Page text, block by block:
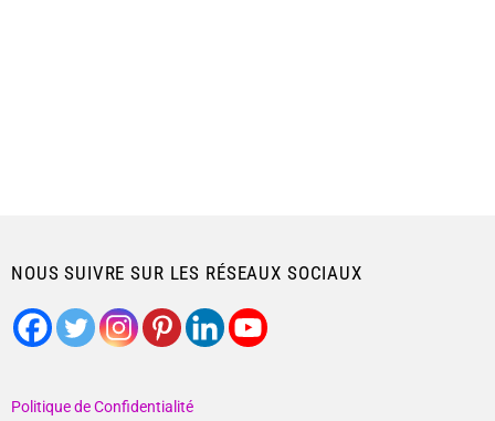
NOUS SUIVRE SUR LES RÉSEAUX SOCIAUX
Politique de Confidentialité